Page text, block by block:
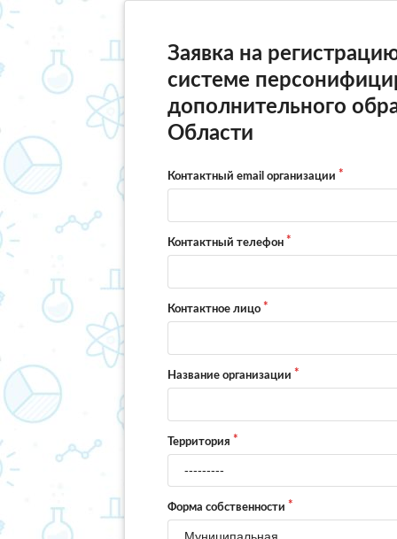
Заявка на
системе
дополнительного
Области
Контактный email организации
Контактный телефон
Контактное лицо
Название организации
Территория
Форма собственности